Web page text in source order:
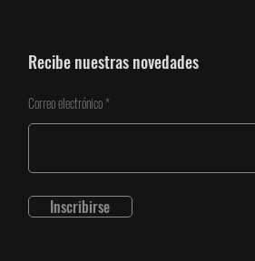
Recibe nuestras novedades
Correo electrónico
Inscribirse